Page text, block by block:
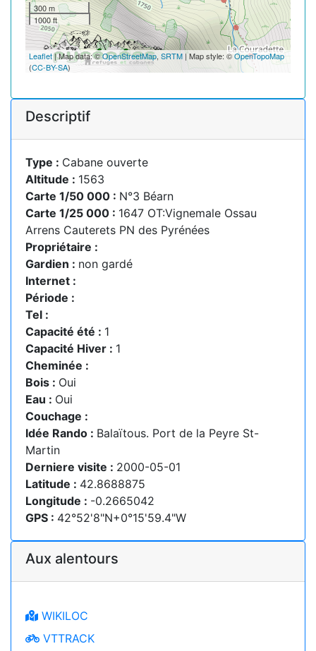
300 m
1000 ft
Leaflet| Map data: ©OpenStreetMap, SRTM | Map style: ©OpenTopoMap
(CC-BY-SA)
Descriptif
Type : Cabane ouverte
Altitude : 1563
Carte 1/50 000 : N°3 Béarn
Carte 1/25 000 : 1647 OT:Vignemale Ossau
Arrens Cauterets PN des Pyrénées
Propriétaire :
Gardien : non gardé
Internet :
Période :
Tel :
Capacité été : 1
Capacité Hiver : 1
Cheminée :
Bois : Oui
Eau : Oui
Couchage :
Idée Rando : Balaïtous. Port de la Peyre St-
Martin
Derniere visite : 2000-05-01
Latitude : 42.8688875
Longitude : -0.2665042
GPS : 42°52'8"N+0°15'59.4"W
Aux alentours
WIKILOC
VTTRACK